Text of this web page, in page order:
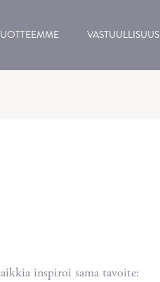
VASTUULLISUUS
inspiroi sama tavoite: